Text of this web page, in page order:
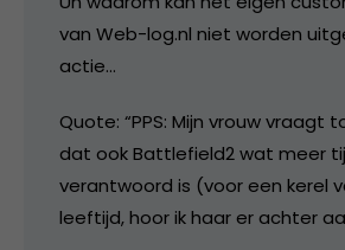
van Web-log.nl niet worden
actie…
Quote: “PPS: Mijn vrouw vraagt
dat ook Battlefield2 wat meer
verantwoord is (voor een kerel
leeftijd, hoor ik haar er achter